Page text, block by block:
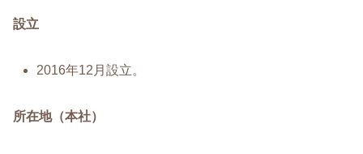
設立
2016年12月設立。
所在地（本社）